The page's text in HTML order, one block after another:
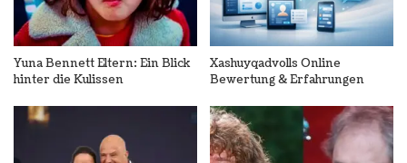
Yuna Bennett Eltern: Ein Blick
hinter die Kulissen
Xashuyqadvolls Online
Bewertung & Erfahrungen